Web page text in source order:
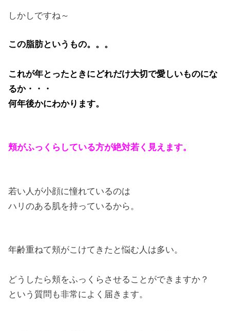
しかしですね～
この脂肪というもの。。。
これが年とったときにどれだけ大切で愛しいものにな
るか・・・
何年後かにわかります。
頬がふっくらしている方が絶対若く見えます。
若い人が小顔に憧れているのは
ハリのある肌を持っているから。
年齢重ねて頬がこけてきたと悩む人は多い。
どうしたら頬をふっくらさせることができますか？
という質問も非常によく届きます。